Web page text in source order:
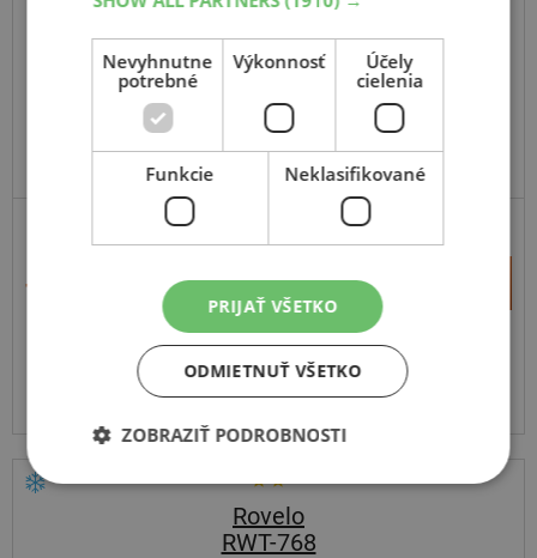
79,60 €
–
SKLADOM Expedujeme ešte dnes
Na predajni v Bratislave 6 ks.
Centrálny sklad 5 ks.
Rovelo
RWT-768
Nevyhnutne
potrebné
Výkonnosť
Účely
cielenia
Funkcie Neklasifikované
PRIJAŤ VŠETKO
ODMIETNUŤ VŠETKO
ZOBRAZIŤ PODROBNOSTI